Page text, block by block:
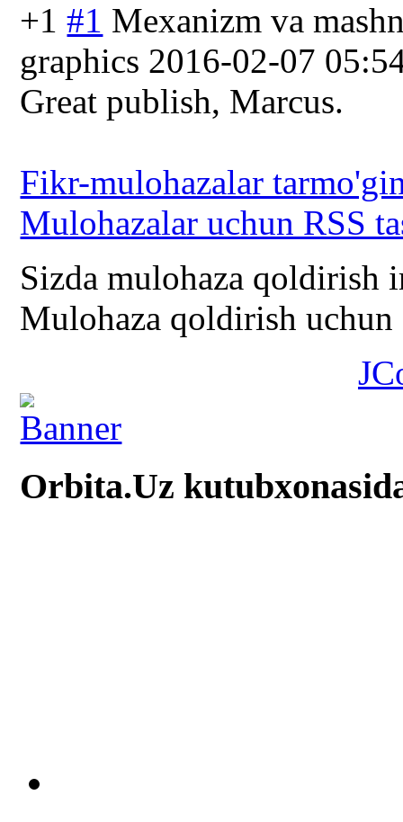
+1 #1 Mexanizm va
graphics 2016-02-07
Great publish, Marcus.
Fikr-mulohazalar
Mulohazalar uchun RSS
Sizda mulohaza qoldirish
Mulohaza qoldirish
Orbita.Uz